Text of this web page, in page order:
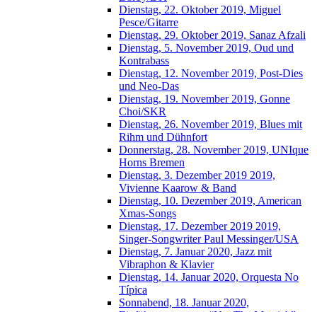
Dienstag, 22. Oktober 2019, Miguel
Pesce/Gitarre
Dienstag, 29. Oktober 2019, Sanaz Afzali
Dienstag, 5. November 2019, Oud und
Kontrabass
Dienstag, 12. November 2019, Post-Dies
und Neo-Das
Dienstag, 19. November 2019, Gonne
Choi/SKR
Dienstag, 26. November 2019, Blues mit
Rihm und Dühnfort
Donnerstag, 28. November 2019, UNIque
Horns Bremen
Dienstag, 3. Dezember 2019 2019,
Vivienne Kaarow & Band
Dienstag, 10. Dezember 2019, American
Xmas-Songs
Dienstag, 17. Dezember 2019 2019,
Singer-Songwriter Paul Messinger/USA
Dienstag, 7. Januar 2020, Jazz mit
Vibraphon & Klavier
Dienstag, 14. Januar 2020, Orquesta No
Típica
Sonnabend, 18. Januar 2020,